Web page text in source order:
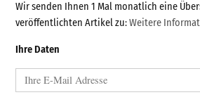
Wir senden Ihnen 1 Mal monatlich eine
veröffentlichten Artikel zu:Weitere
Ihre Daten